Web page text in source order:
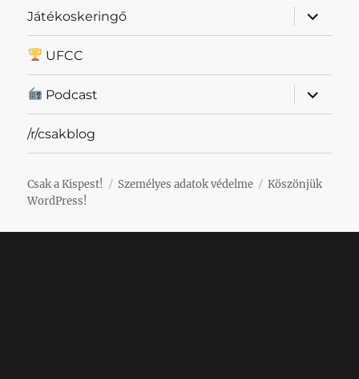
Játékoskeringő
almenü
UFCC
Podcast
almenü
/r/csakblog
Csak a Kispest! Személyes adatok védelme
Köszönjük
WordPress!